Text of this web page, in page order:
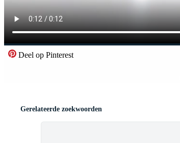
Deel op Pinterest
Gerelateerde zoekwoorden